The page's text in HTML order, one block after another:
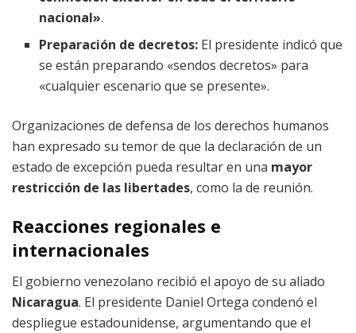
nacional».
Preparación de decretos: El presidente indicó que
se están preparando «sendos decretos» para
«cualquier escenario que se presente».
Organizaciones de defensa de los derechos humanos
han expresado su temor de que la declaración de un
estado de excepción pueda resultar en una mayor
restricción de las libertades, como la de reunión.
Reacciones regionales e
internacionales
El gobierno venezolano recibió el apoyo de su aliado
Nicaragua. El presidente Daniel Ortega condenó el
despliegue estadounidense, argumentando que el